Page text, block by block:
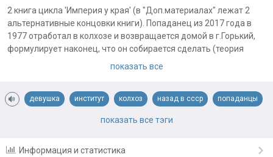
2 книга цикла 'Империя у края' (в "Доп.материалах" лежат 2
альтернативные концовки книги). Попаданец из 2017 года в
1977 отработал в колхозе и возвращается домой в г.Горький,
формулирует наконец, что он собирается сделать (теория
джинсами, с разной степенью успеха, и еще много чего делает.
разбитого, но у сильно покореженного корыта. Говорит себе,
уже учась в политехе.
показать все
девушка институт колхоз назад в ссср попаданцы
показать все тэги
Информация и статистика